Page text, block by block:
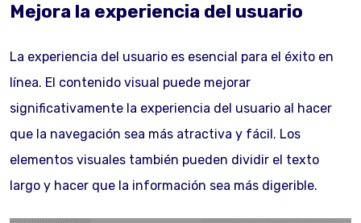
Mejora la experiencia del usuario
La experiencia del usuario es esencial para el éxito en
línea. El contenido visual puede mejorar
significativamente la experiencia del usuario al hacer
que la navegación sea más atractiva y fácil. Los
elementos visuales también pueden dividir el texto
largo y hacer que la información sea más digerible.